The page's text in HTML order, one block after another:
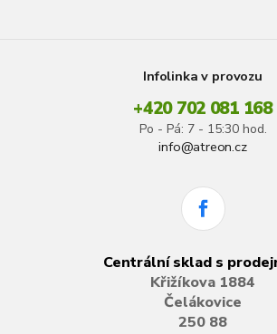
Infolinka v provozu
+420 702 081 168
Po - Pá: 7 - 15:30 hod.
info@atreon.cz
Centrální sklad s
Křižíkova 1884
Čelákovice
250 88